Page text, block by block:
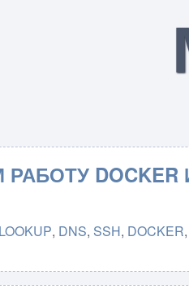
DOCKER
LOOKUP, DNS, SSH, DOCKER,